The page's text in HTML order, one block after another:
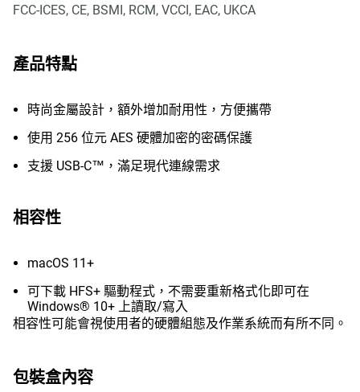
FCC-ICES, CE, BSMI, RCM, VCCI, EAC, UKCA
產品特點
時尚金屬設計，額外增加耐用性，方便攜帶
使用 256 位元 AES 硬體加密的密碼保護
支援 USB-C™，滿足現代連線需求
相容性
macOS 11+
可下載 HFS+ 驅動程式，不需要重新格式化即可在
Windows® 10+ 上讀取/寫入
相容性可能會視使用者的硬體組態及作業系統而有所不同。
包裝盒內容